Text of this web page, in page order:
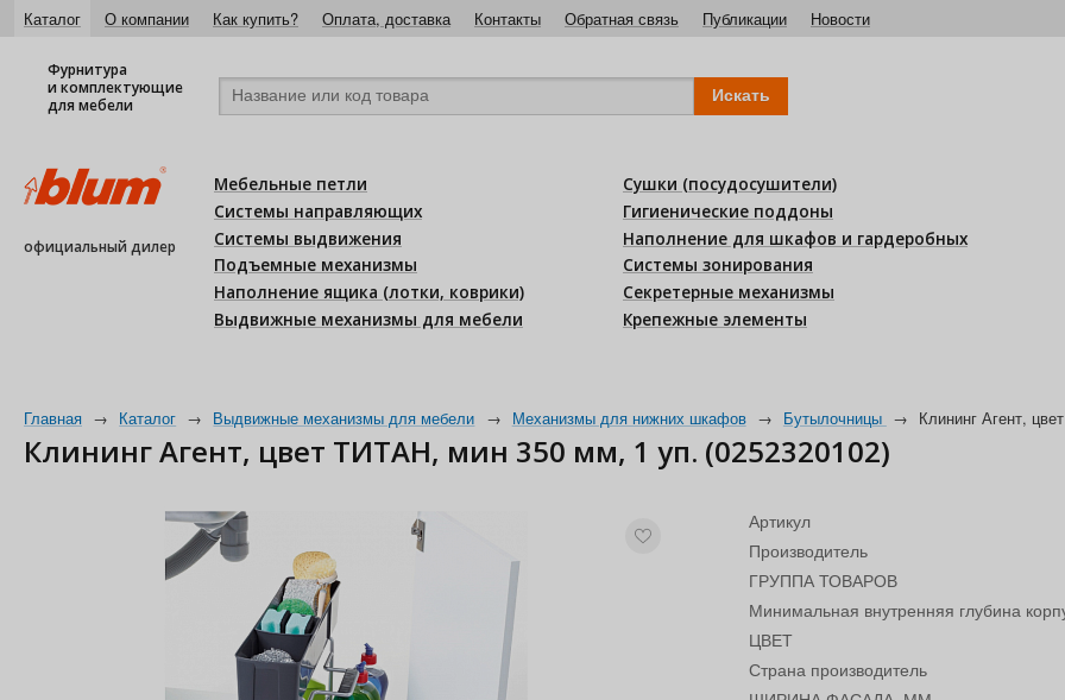
Каталог О компании Как купить? Оплата, доставка Контакты Обратная связь Публикации Новости
Фурнитура
и комплектующие
для мебели
официальный дилер
Мебельные петли
Системы направляющих
Системы выдвижения
Подъемные механизмы
Наполнение ящика (лотки, коврики)
Выдвижные механизмы для мебели
Сушки (посудосушители)
Гигиенические поддоны
Наполнение для шкафов и гардеробных
Системы зонирования
Секретерные механизмы
Крепежные элементы
Главная → Каталог → Выдвижные механизмы для мебели → Механизмы для нижних шкафов → Бутылочницы → Клининг Агент,
Клининг Агент, цвет ТИТАН, мин 350 мм, 1 уп. (0252320102)
Артикул
Производитель
ГРУППА ТОВАРОВ
Минимальная внутренняя глубина
ЦВЕТ
Страна производитель